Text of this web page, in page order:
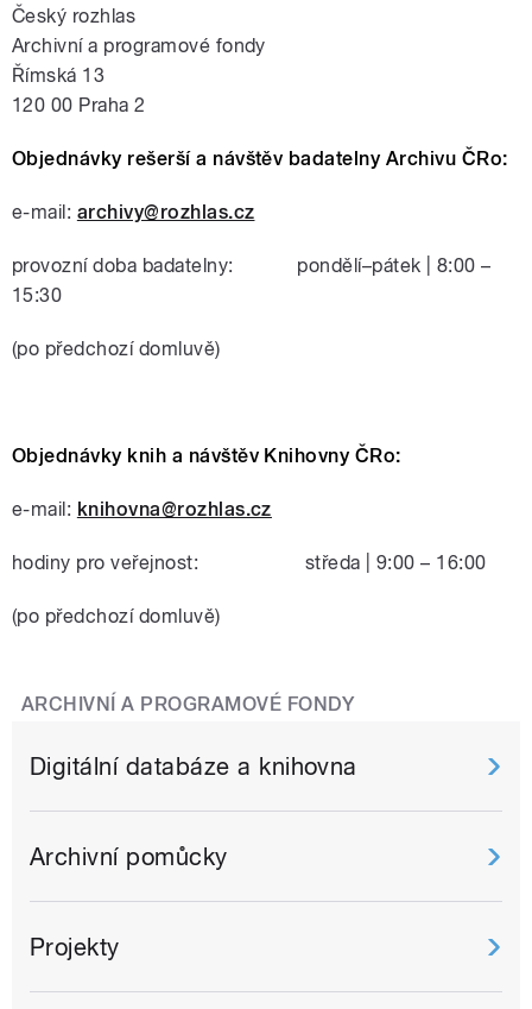
Český rozhlas
Archivní a programové fondy
Římská 13
120 00 Praha 2
Objednávky rešerší a návštěv badatelny Archivu ČRo:
e-mail: archivy@rozhlas.cz
provozní doba badatelny: pondělí–pátek | 8:00 –
15:30
(po předchozí domluvě)
Objednávky knih a návštěv Knihovny ČRo:
e-mail: knihovna@rozhlas.cz
hodiny pro veřejnost: středa | 9:00 – 16:00
(po předchozí domluvě)
ARCHIVNÍ A PROGRAMOVÉ FONDY
Digitální databáze a knihovna
Archivní pomůcky
Projekty